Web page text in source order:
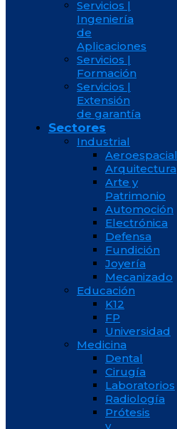
Servicios |
Ingeniería
de
Aplicaciones
Servicios |
Formación
Servicios |
Extensión
de garantía
Sectores
Industrial
Aeroespacial
Arquitectura
Arte y
Patrimonio
Automoción
Electrónica
Defensa
Fundición
Joyería
Mecanizado
Educación
K12
FP
Universidad
Medicina
Dental
Cirugía
Laboratorios
Radiología
Prótesis
y